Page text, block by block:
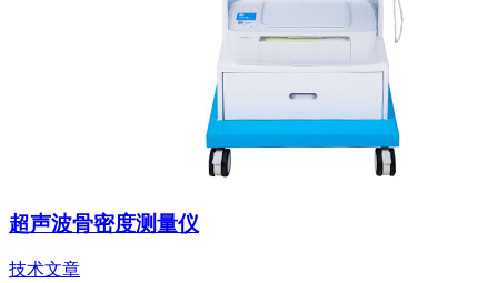
超声波骨密度测量仪
技术文章